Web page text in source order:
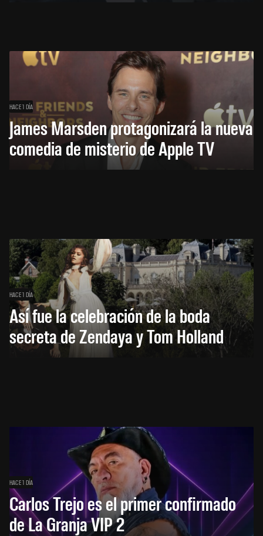
HACE 1 DÍA
James Marsden protagonizará la nueva
comedia de misterio de Apple TV
HACE 1 DÍA
Así fue la celebración de la boda
secreta de Zendaya y Tom Holland
HACE 1 DÍA
Carlos Trejo es el primer confirmado
de La Granja VIP 2